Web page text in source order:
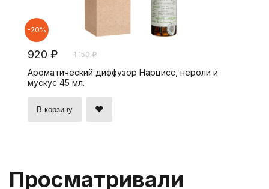
-20%
920 ₽ 1 150 ₽
Ароматический диффузор Нарцисс, нероли и
мускус 45 мл.
В корзину
Просматривали